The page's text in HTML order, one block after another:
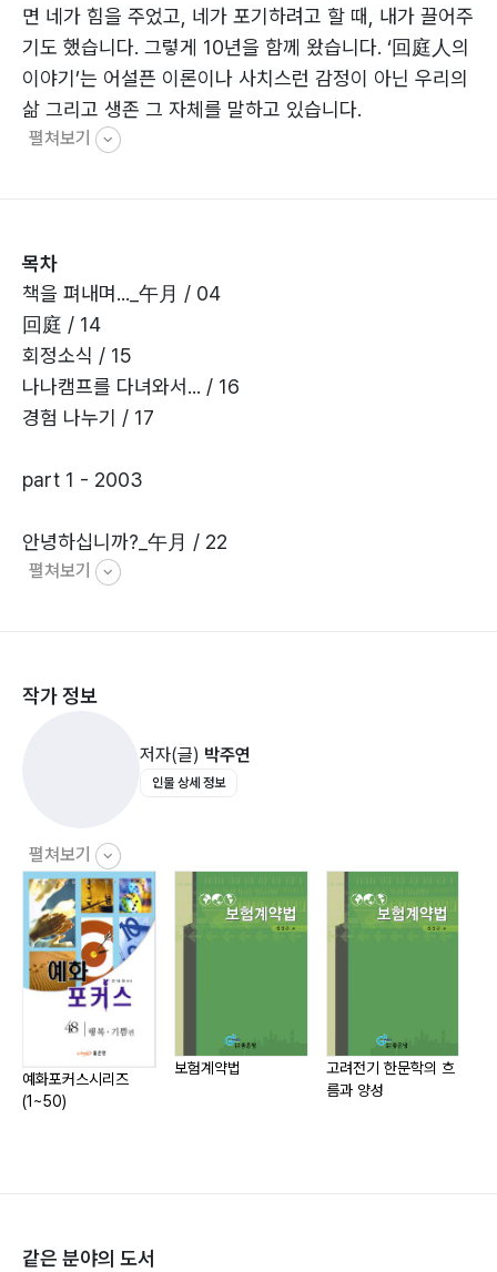
면 네가 힘을 주었고, 네가 포기하려고 할 때, 내가 끌어주
기도 했습니다. 그렇게 10년을 함께 왔습니다. ‘回庭人의
이야기’는 어설픈 이론이나 사치스런 감정이 아닌 우리의
삶 그리고 생존 그 자체를 말하고 있습니다.
펼쳐보기
목차
책을 펴내며..._午月 / 04
回庭 / 14
회정소식 / 15
나나캠프를 다녀와서... / 16
경험 나누기 / 17
part 1 - 2003
안녕하십니까?_午月 / 22
“이젠 내 것이 좋아요”_ 박미숙 / 23
나를 알아가는 길_윤희영 / 29
국립공주병원 메시지 _천안 이 / 32
진정한 사랑 _午月 / 34
연구소 간판을 올리며... _午月 / 37
part 2 - 2004
내 인생의 half time _익명 / 38
2004년을 맞이하며_午月 / 46
아빠에게 편지가 쓰고 싶은 날... _알코올의존자 딸 / 47
새로운 한 해 _午月 / 50
용서받고 싶은 마음 _영주 서 / 51
같은 병을 앓고 있는 부인들에게... _깍쟁이 / 60
펼쳐보기
작가 정보
저자(글) 박주연
인물 상세 정보
펼쳐보기
예화포커스시리즈
(1~50)
보험계약법
고려전기 한문학의 흐
름과 양성
같은 분야의 도서